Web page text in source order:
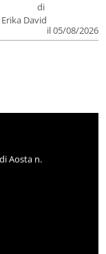
di
Erika David
il 05/08/2026
Aosta n.